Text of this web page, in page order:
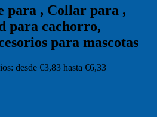
para , Collar para ,
para cachorro,
para mascotas
desde €3,83 hasta €6,33